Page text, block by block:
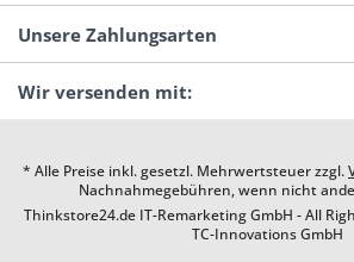
Unsere Zahlungsarten
Wir versenden mit:
* Alle Preise inkl. gesetzl. Mehrwertsteuer zzgl.
Nachnahmegebühren, wenn nicht
Thinkstore24.de IT-Remarketing GmbH - All
TC-Innovations GmbH